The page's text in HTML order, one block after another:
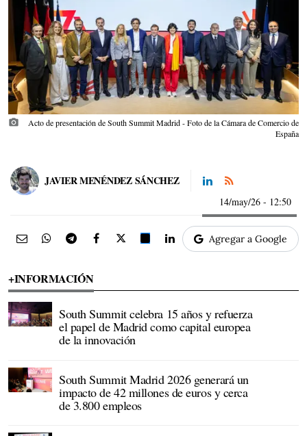
photo_camera
Acto de presentación de South Summit Madrid - Foto de la Cámara de Comercio de
España
JAVIER MENÉNDEZ SÁNCHEZ
14/may/26 - 12:50
Agregar a Google
+INFORMACIÓN
South Summit celebra 15 años y refuerza
el papel de Madrid como capital europea
de la innovación
South Summit Madrid 2026 generará un
impacto de 42 millones de euros y cerca
de 3.800 empleos